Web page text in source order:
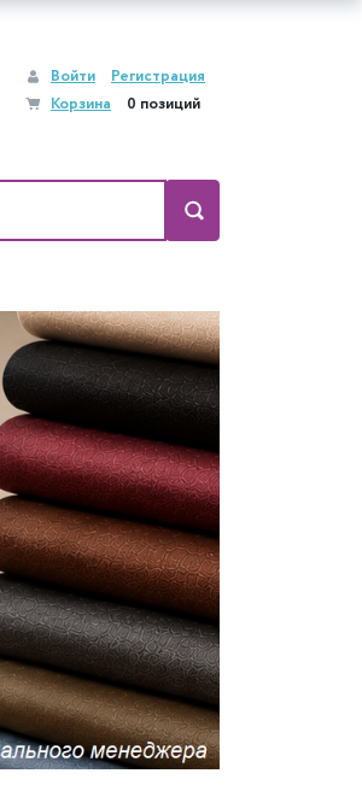
Войти
Регистрация
Корзина
0 позиций